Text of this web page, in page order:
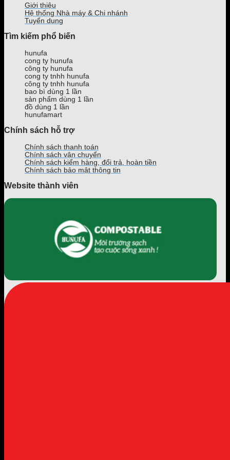
Giới thiệu
Hệ thống Nhà máy & Chi nhánh
Tuyển dụng
Tìm kiếm phổ biến
hunufa
cong ty hunufa
công ty hunufa
cong ty tnhh hunufa
công ty tnhh hunufa
bao bì dùng 1 lần
sản phẩm dùng 1 lần
đồ dùng 1 lần
hunufamart
Chính sách hỗ trợ
Chính sách thanh toán
Chính sách vận chuyển
Chính sách kiểm hàng, đổi trả, hoàn tiền
Chính sách bảo mật thông tin
Website thành viên